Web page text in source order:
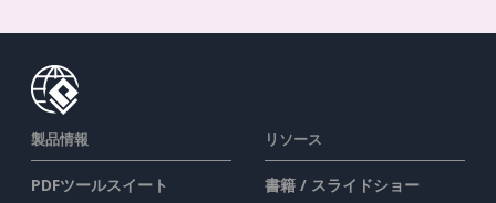
製品情報
PDFツールスイート
リソース
書籍 / スライドショー